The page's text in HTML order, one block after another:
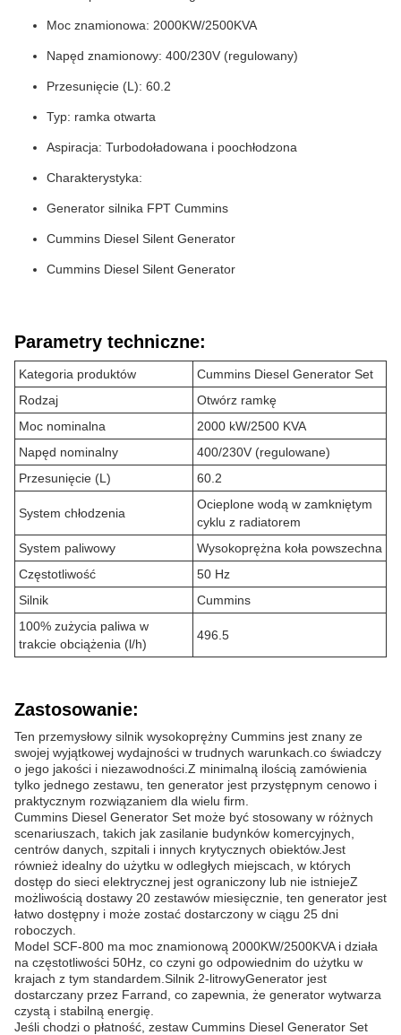
Moc znamionowa: 2000KW/2500KVA
Napęd znamionowy: 400/230V (regulowany)
Przesunięcie (L): 60.2
Typ: ramka otwarta
Aspiracja: Turbodoładowana i poochłodzona
Charakterystyka:
Generator silnika FPT Cummins
Cummins Diesel Silent Generator
Cummins Diesel Silent Generator
Parametry techniczne:
Kategoria produktów
Cummins Diesel Generator Set
Rodzaj
Otwórz ramkę
Moc nominalna
2000 kW/2500 KVA
Napęd nominalny
400/230V (regulowane)
Przesunięcie (L)
60.2
System chłodzenia
Ocieplone wodą w zamkniętym
cyklu z radiatorem
System paliwowy
Wysokoprężna koła powszechna
Częstotliwość
50 Hz
Silnik
Cummins
100% zużycia paliwa w
trakcie obciążenia (l/h)
496.5
Zastosowanie:
Ten przemysłowy silnik wysokoprężny Cummins jest znany ze
swojej wyjątkowej wydajności w trudnych warunkach.co świadczy
o jego jakości i niezawodności.Z minimalną ilością zamówienia
tylko jednego zestawu, ten generator jest przystępnym cenowo i
praktycznym rozwiązaniem dla wielu firm.
Cummins Diesel Generator Set może być stosowany w różnych
scenariuszach, takich jak zasilanie budynków komercyjnych,
centrów danych, szpitali i innych krytycznych obiektów.Jest
również idealny do użytku w odległych miejscach, w których
dostęp do sieci elektrycznej jest ograniczony lub nie istniejeZ
możliwością dostawy 20 zestawów miesięcznie, ten generator jest
łatwo dostępny i może zostać dostarczony w ciągu 25 dni
roboczych.
Model SCF-800 ma moc znamionową 2000KW/2500KVA i działa
na częstotliwości 50Hz, co czyni go odpowiednim do użytku w
krajach z tym standardem.Silnik 2-litrowyGenerator jest
dostarczany przez Farrand, co zapewnia, że generator wytwarza
czystą i stabilną energię.
Jeśli chodzi o płatność, zestaw Cummins Diesel Generator Set